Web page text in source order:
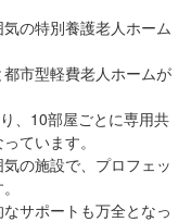
の特別養護老人ホーム
市型軽費老人ホームが
、10部屋ごとに専用共
ています。
の施設で、プロフェッ
サポートも万全となっ